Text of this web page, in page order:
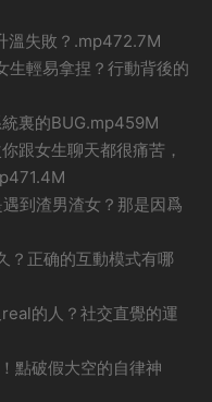
溫失敗？.mp472.7M
生輕易拿捏？行動背後的
裏的BUG.mp459M
跟女生聊天都很痛苦，
到渣男渣女？那是因爲
？正确的互動模式有哪
的人？社交直覺的運
點破假大空的自律神